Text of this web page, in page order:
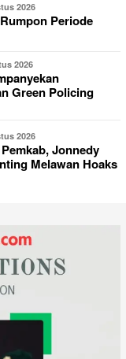
2026
Periode
2026
Green Policing
2026
Jonnedy
Melawan Hoaks